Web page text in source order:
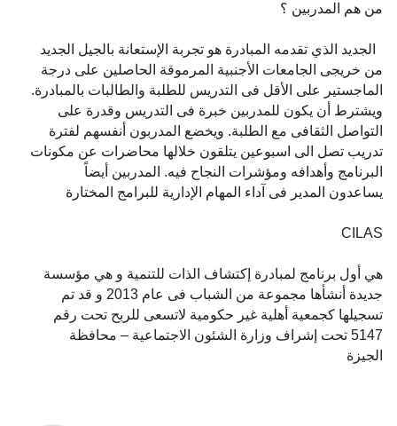
من هم المدربين ؟
الجديد الذي تقدمه المبادرة هو تجربة الإستعانة بالجيل الجديد
من خريجى الجامعات الأجنبية المرموقة الحاصلين على درجة
الماجستير على الأقل فى التدريس للطلبة والطالبات بالمبادرة.
ويشترط أن يكون للمدربين خبرة فى التدريس وقدرة على
التواصل الثقافى مع الطلبة. ويخضع المدربون أنفسهم لفترة
تدريب تصل الى اسبوعين يتلقون خلالها محاضرات عن مكونات
البرنامج وأهدافه ومؤشرات النجاح فيه. المدربين أيضاً
يساعدون المدير فى آداء المهام الإدارية للبرامج المختارة
CILAS
هي أول برنامج لمبادرة إكتشاف الذات للتنمية و هي مؤسسة
جديدة أنشأها مجموعة من الشباب فى عام 2013 و قد تم
تسجيلها كجمعية أهلية غير حكومية لاتسعى للربح تحت رقم
5147 تحت إشراف وزارة الشئون الاجتماعية – محافظة
الجيزة